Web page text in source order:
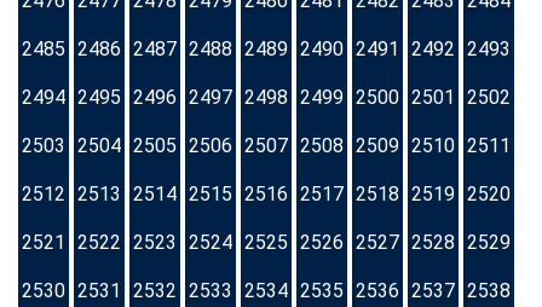
2485 2486 2487 2488 2489 2490 2491 2492 2493
2494 2495 2496 2497 2498 2499 2500 2501 2502
2503 2504 2505 2506 2507 2508 2509 2510 2511
2512 2513 2514 2515 2516 2517 2518 2519 2520
2521 2522 2523 2524 2525 2526 2527 2528 2529
2530 2531 2532 2533 2534 2535 2536 2537 2538